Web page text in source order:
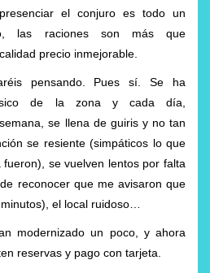
el conjuro es todo un
las raciones son más que
precio inmejorable.
pensando. Pues sí. Se ha
de la zona y cada día,
se llena de guiris y no tan
se resiente (simpáticos lo que
se vuelven lentos por falta
reconocer que me avisaron que
el local ruidoso…
modernizado un poco, y ahora
reservas y pago con tarjeta.